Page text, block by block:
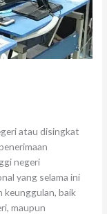
atau disingkat
negeri
yang selama ini
keunggulan, baik
maupun